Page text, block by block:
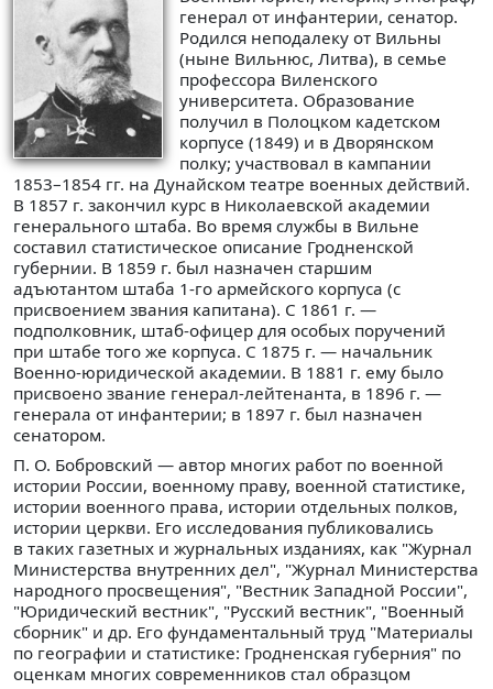
генерал от инфантерии, сенатор.
Родился неподалеку от Вильны
(ныне Вильнюс, Литва), в семье
профессора Виленского
университета. Образование
получил в Полоцком кадетском
корпусе (1849) и в Дворянском
полку; участвовал в кампании
1853–1854 гг. на Дунайском театре военных действий.
В 1857 г. закончил курс в Николаевской академии
генерального штаба. Во время службы в Вильне
составил статистическое описание Гродненской
губернии. В 1859 г. был назначен старшим
адъютантом штаба 1-го армейского корпуса (с
присвоением звания капитана). С 1861 г. —
подполковник, штаб-офицер для особых поручений
при штабе того же корпуса. С 1875 г. — начальник
Военно-юридической академии. В 1881 г. ему было
присвоено звание генерал-лейтенанта, в 1896 г. —
генерала от инфантерии; в 1897 г. был назначен
сенатором.
П. О. Бобровский — автор многих работ по военной
истории России, военному праву, военной статистике,
истории военного права, истории отдельных полков,
истории церкви. Его исследования публиковались
в таких газетных и журнальных изданиях, как "Журнал
Министерства внутренних дел", "Журнал Министерства
народного просвещения", "Вестник Западной России",
"Юридический вестник", "Русский вестник", "Военный
сборник" и др. Его фундаментальный труд "Материалы
по географии и статистике: Гродненская губерния" по
оценкам многих современников стал образцом